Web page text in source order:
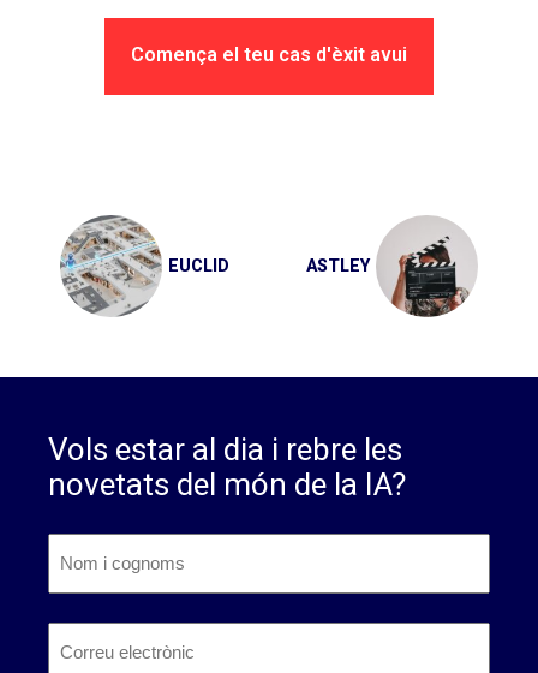
Comença el teu cas d'èxit avui
Navegació
d'entradesEUCLID ASTLEY
Vols estar al dia i rebre les
novetats del món de la IA?
cognoms*
electrònic*